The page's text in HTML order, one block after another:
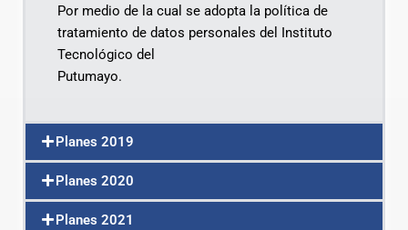
Por medio de la cual se adopta la política de
tratamiento de datos personales del Instituto
Tecnológico del
Putumayo.
Planes 2019
Planes 2020
Planes 2021